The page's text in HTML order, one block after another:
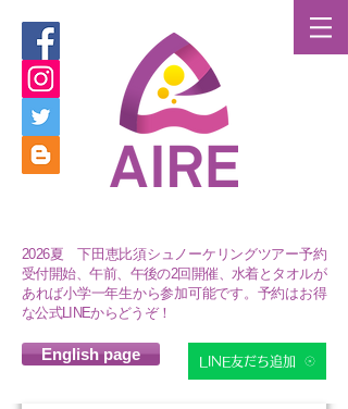
2026夏 下田恵比須シュノーケリングツアー予約
受付開始、午前、午後の2回開催、水着とタオルが
あれば小学一年生から参加可能です。予約はお得
な公式LINEからどうぞ！
English page LINE友だち追加